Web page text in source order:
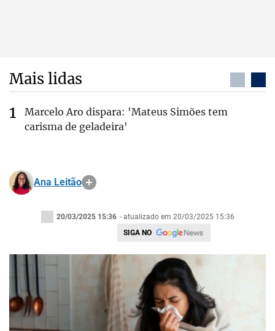
Mais lidas
Marcelo Aro dispara: 'Mateus Simões tem
carisma de geladeira'
Ana Leitão
20/03/2025 15:36 - atualizado em 20/03/2025 15:36
SIGA NO